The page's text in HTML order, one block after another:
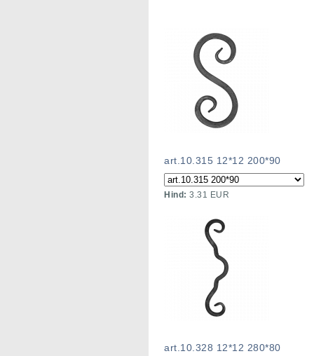
art.10.315 12*12 200*90
Hind: 3.31 EUR
art.10.328 12*12 280*80